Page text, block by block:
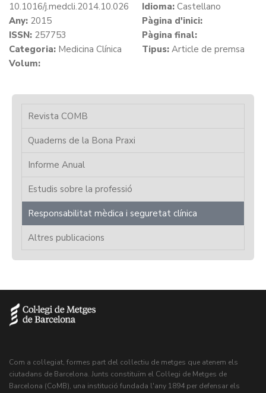
10.1016/j.medcli.2014.10.026
Any: 2015
ISSN: 257753
Categoria: Medicina Clínica
Volum:
Idioma: Castellano
Pàgina d'inici:
Pàgina final:
Tipus: Article de premsa
Revista COMB
Quaderns de la Bona Praxi
Informe Anual
Estudis sobre la professió
Responsabilitat mèdica i seguretat clínica
Altres publicacions
Com a col·legiat, formes part del col·lectiu de metges que atenem els
ciutadans de Barcelona. Junts constituïm el Col·legi de Metges de
Barcelona (CoMB), una institució fundada l'any 1894 per defensar els